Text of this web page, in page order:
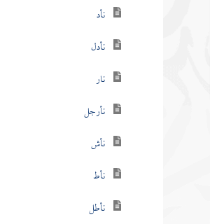
نأد
نأدل
نار
نأرجل
نأش
نأط
نأطل